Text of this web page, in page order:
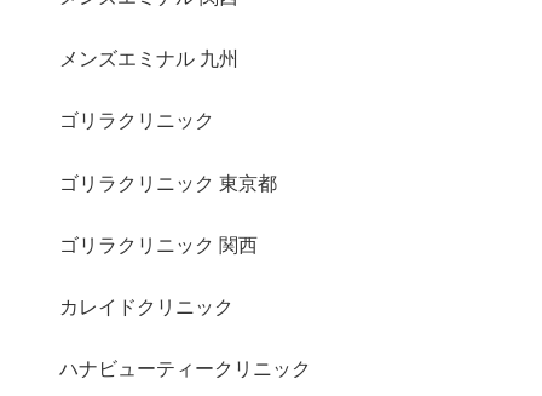
メンズエミナル 九州
ゴリラクリニック
ゴリラクリニック 東京都
ゴリラクリニック 関西
カレイドクリニック
ハナビューティークリニック